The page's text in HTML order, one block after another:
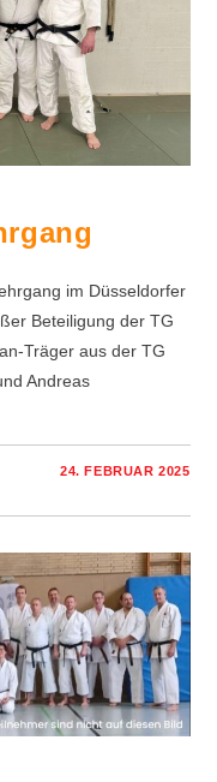
im Düsseldorfer
Beteiligung der TG
Träger aus der TG
Andreas
24. FEBRUAR 2025